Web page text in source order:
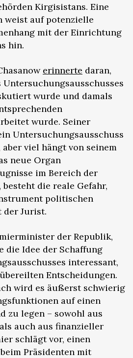
Kirgisistans. Eine
weist auf potenzielle
mit der Einrichtung
hin.
erinnerte daran,
Untersuchungsausschusses
wurde und damals
wurde. Seiner
Untersuchungsausschuss
viel hängt von seinem
neue Organ
im Bereich der
die reale Gefahr,
politischen
der Jurist.
der Republik,
die Idee der Schaffung
interessant,
Entscheidungen.
wird es äußerst schwierig
auf einen
zu legen – sowohl aus
auch aus finanzieller
schlägt vor, einen
Präsidenten mit